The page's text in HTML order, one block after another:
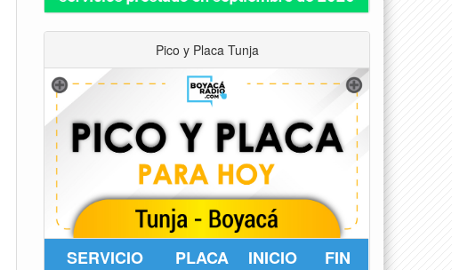
Pico y Placa Tunja
SERVICIO PLACA INICIO FIN